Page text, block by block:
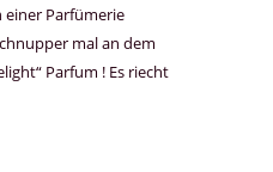
Parfümerie
mal an dem
Parfum ! Es riecht